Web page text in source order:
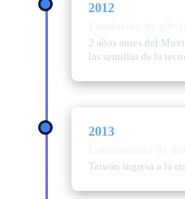
2012
2 años antes del
las semillas de la
2013
Taiwán ingresa a la